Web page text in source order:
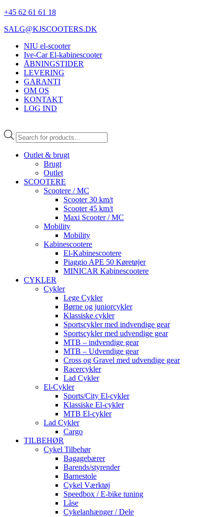
+45 62 61 61 18
SALG@KJSCOOTERS.DK
NIU el-scooter
Ive-Car El-kabinescooter
ÅBNINGSTIDER
LEVERING
GARANTI
OM OS
KONTAKT
LOG IND
Products
search
Outlet & brugt
Brugt
Outlet
SCOOTERE
Scootere / MC
Scooter 30 km/t
Scooter 45 km/t
Maxi Scooter / MC
Mobility
Mobility
Kabinescootere
El-Kabinescootere
Piaggio APE 50 Køretøjer
MINICAR Kabinescootere
CYKLER
Cykler
Lege Cykler
Børne og juniorcykler
Klassiske cykler
Sportscykler med indvendige gear
Sportscykler med udvendige gear
MTB – indvendige gear
MTB – Udvendige gear
Cross og Gravel med udvendige gear
Racercykler
Lad Cykler
El-Cykler
Sports/City El-cykler
Klassiske El-cykler
MTB El-cykler
Lad Cykler
Cargo
TILBEHØR
Cykel Tilbehør
Bagagebærer
Barends/styrender
Barnestole
Cykel Værktøj
Speedbox / E-bike tuning
Låse
Cykelanhænger / Dele